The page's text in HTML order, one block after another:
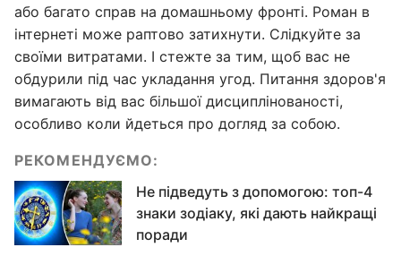
або багато справ на домашньому фронті. Роман в
інтернеті може раптово затихнути. Слідкуйте за
своїми витратами. І стежте за тим, щоб вас не
обдурили під час укладання угод. Питання здоров'я
вимагають від вас більшої дисциплінованості,
особливо коли йдеться про догляд за собою.
РЕКОМЕНДУЄМО:
Не підведуть з допомогою: топ-4
знаки зодіаку, які дають найкращі
поради